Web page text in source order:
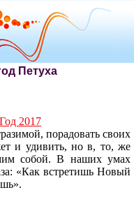
Петуха
2017
порадовать своих
и удивить, но в, то, же
собой. В наших умах
«Как встретишь Новый